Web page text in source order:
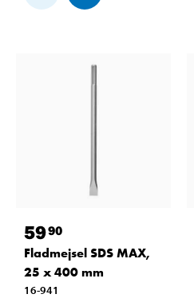
5990
Fladmejsel SDS MAX,
25 x 400 mm
16-941